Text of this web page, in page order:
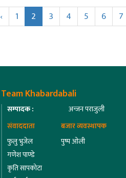
‹ 1 2 3 4 5 6 7
Team Khabardabali
सम्पादक :
अन्जन पराजुली
संवाददाता
फुलु भुजेल
गणेश पाण्डे
कृति सापकोटा
बजार व्यवस्थापक
पुष्प ओली